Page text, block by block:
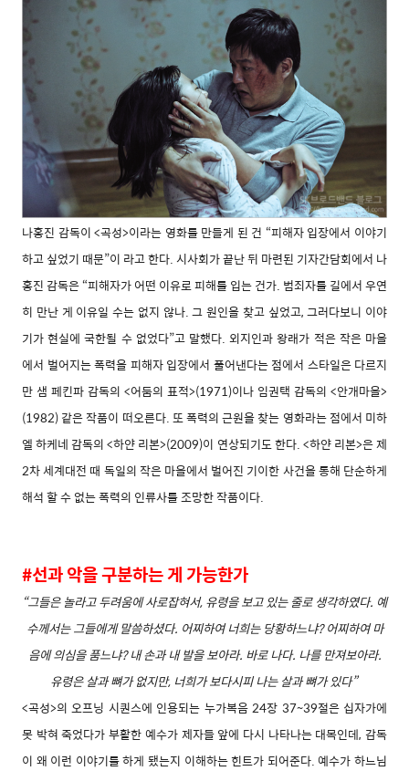
나홍진 감독이 <곡성>이라는 영화를 만들게 된 건 “피해자 입장에서 이야기
하고 싶었기 때문”이 라고 한다. 시사회가 끝난 뒤 마련된 기자간담회에서 나
홍진 감독은 “피해자가 어떤 이유로 피해를 입는 건가. 범죄자를 길에서 우연
히 만난 게 이유일 수는 없지 않나. 그 원인을 찾고 싶었고, 그러다보니 이야
기가 현실에 국한될 수 없었다”고 말했다. 외지인과 왕래가 적은 작은 마을
에서 벌어지는 폭력을 피해자 입장에서 풀어낸다는 점에서 스타일은 다르지
만 샘 페킨파 감독의 <어둠의 표적>(1971)이나 임권택 감독의 <안개마을>
(1982) 같은 작품이 떠오른다. 또 폭력의 근원을 찾는 영화라는 점에서 미하
엘 하케네 감독의 <하얀 리본>(2009)이 연상되기도 한다. <하얀 리본>은 제
2차 세계대전 때 독일의 작은 마을에서 벌어진 기이한 사건을 통해 단순하게
해석 할 수 없는 폭력의 인류사를 조망한 작품이다.
#선과 악을 구분하는 게 가능한가
“그들은 놀라고 두려움에 사로잡혀서, 유령을 보고 있는 줄로 생각하였다. 예
수께서는 그들에게 말씀하셨다. 어찌하여 너희는 당황하느냐? 어찌하여 마
음에 의심을 품느냐? 내 손과 내 발을 보아라. 바로 나다. 나를 만져보아라.
유령은 살과 뼈가 없지만, 너희가 보다시피 나는 살과 뼈가 있다”
<곡성>의 오프닝 시퀀스에 인용되는 누가복음 24장 37~39절은 십자가에
못 박혀 죽었다가 부활한 예수가 제자들 앞에 다시 나타나는 대목인데, 감독
이 왜 이런 이야기를 하게 됐는지 이해하는 힌트가 되어준다. 예수가 하느님